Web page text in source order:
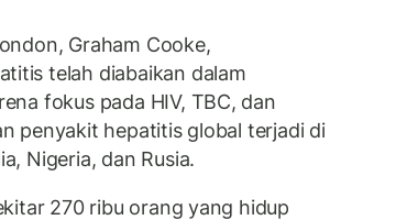
Graham Cooke,
telah diabaikan dalam
fokus pada HIV, TBC, dan
penyakit hepatitis global terjadi di
Nigeria, dan Rusia.
270 ribu orang yang hidup